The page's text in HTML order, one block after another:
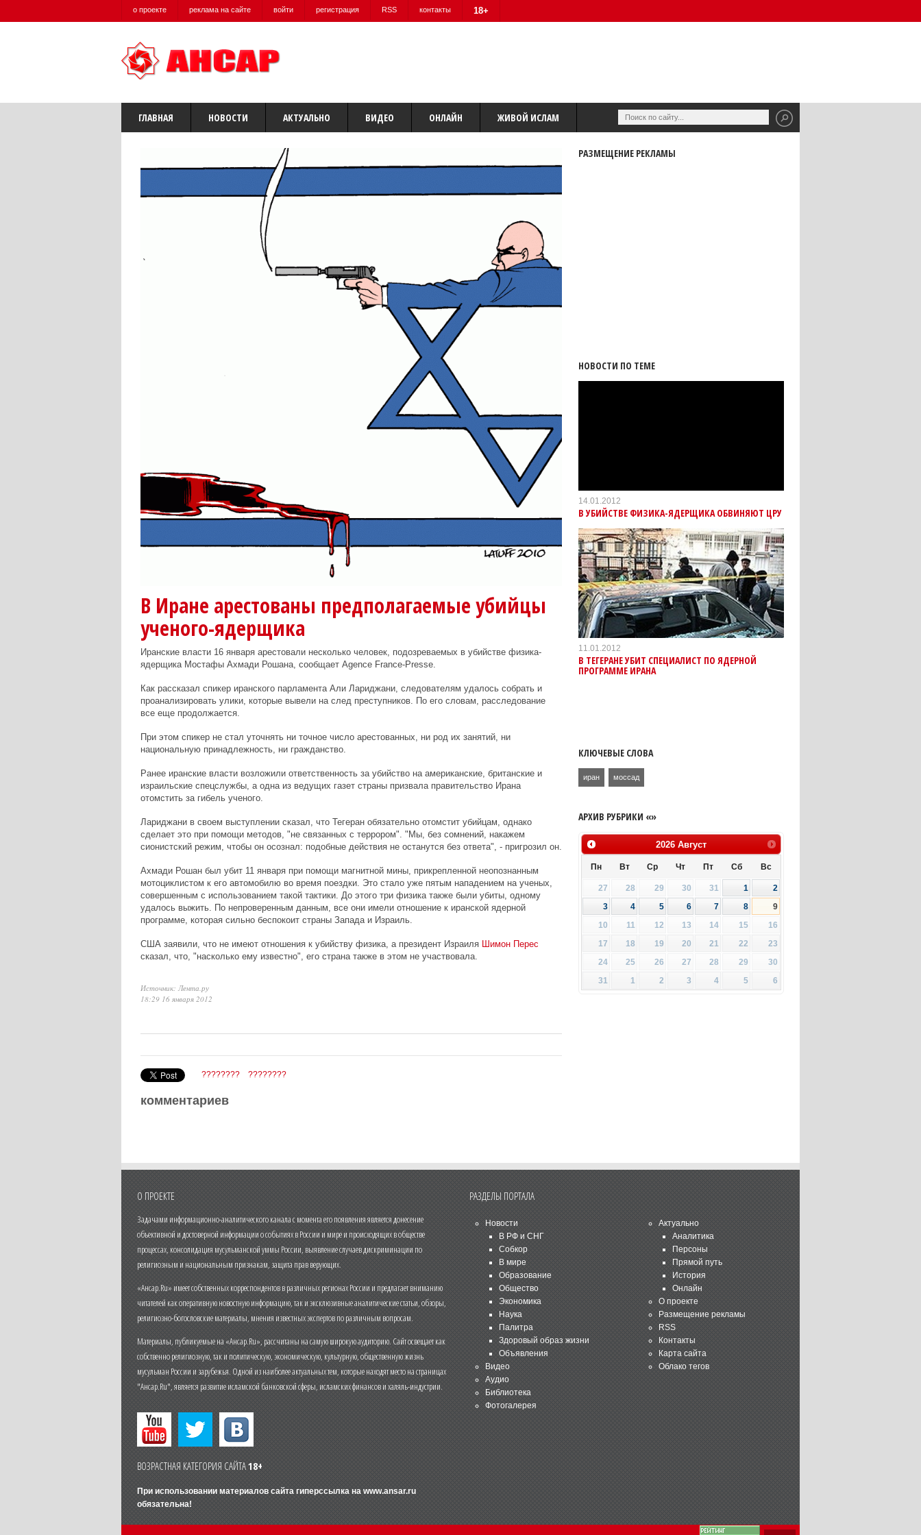
о проекте реклама на сайте войти регистрация RSS контакты 18+
ГЛАВНАЯ НОВОСТИ АКТУАЛЬНО ВИДЕО ОНЛАЙН ЖИВОЙ ИСЛАМ
В Иране арестованы предполагаемые убийцы
ученого-ядерщика
Иранские власти 16 января арестовали несколько человек, подозреваемых в убийстве физика-
ядерщика Мостафы Ахмади Рошана, сообщает Agence France-Presse.
Как рассказал спикер иранского парламента Али Лариджани, следователям удалось собрать и
проанализировать улики, которые вывели на след преступников. По его словам, расследование
все еще продолжается.
При этом спикер не стал уточнять ни точное число арестованных, ни род их занятий, ни
национальную принадлежность, ни гражданство.
Ранее иранские власти возложили ответственность за убийство на американские, британские и
израильские спецслужбы, а одна из ведущих газет страны призвала правительство Ирана
отомстить за гибель ученого.
Лариджани в своем выступлении сказал, что Тегеран обязательно отомстит убийцам, однако
сделает это при помощи методов, "не связанных с террором". "Мы, без сомнений, накажем
сионистский режим, чтобы он осознал: подобные действия не останутся без ответа", - пригрозил он.
Ахмади Рошан был убит 11 января при помощи магнитной мины, прикрепленной неопознанным
мотоциклистом к его автомобилю во время поездки. Это стало уже пятым нападением на ученых,
совершенным с использованием такой тактики. До этого три физика также были убиты, одному
удалось выжить. По непроверенным данным, все они имели отношение к иранской ядерной
программе, которая сильно беспокоит страны Запада и Израиль.
США заявили, что не имеют отношения к убийству физика, а президент Израиля Шимон Перес
сказал, что, "насколько ему известно", его страна также в этом не участвовала.
Источник: Лента.ру
18:29 16 января 2012
???????? ????????
комментариев
РАЗМЕЩЕНИЕ РЕКЛАМЫ
НОВОСТИ ПО ТЕМЕ
14.01.2012
В УБИЙСТВЕ ФИЗИКА-ЯДЕРЩИКА ОБВИНЯЮТ ЦРУ
11.01.2012
В ТЕГЕРАНЕ УБИТ СПЕЦИАЛИСТ ПО ЯДЕРНОЙ
ПРОГРАММЕ ИРАНА
КЛЮЧЕВЫЕ СЛОВА
иран моссад
АРХИВ РУБРИКИ «»
2026 Август
Пн Вт Ср Чт Пт Сб Вс
27 28 29 30 31 1
2
3
4 5 6 7 8
9
10
11 12 13 14 15
16
17
18 19 20 21 22
23
24
25 26 27 28 29
30
31
1 2 3 4 5 6
О ПРОЕКТЕ
Задачами информационно-аналитического канала с момента его появления является донесение
объективной и достоверной информации о событиях в России и мире и происходящих в обществе
процессах, консолидация мусульманской уммы России, выявление случаев дискриминации по
религиозным и национальным признакам, защита прав верующих.
«Ансар.Ru» имеет собственных корреспондентов в различных регионах России и предлагает вниманию
читателей как оперативную новостную информацию, так и эксклюзивные аналитические статьи, обзоры,
религиозно-богословские материалы, мнения известных экспертов по различным вопросам.
Материалы, публикуемые на «Ансар.Ru», рассчитаны на самую широкую аудиторию. Сайт освещает как
собственно религиозную, так и политическую, экономическую, культурную, общественную жизнь
мусульман России и зарубежья. Одной из наиболее актуальных тем, которые находят место на страницах
"Ансар.Ru", является развитие исламской банковской сферы, исламских финансов и халяль-индустрии.
ВОЗРАСТНАЯ КАТЕГОРИЯ САЙТА18+
При использовании материалов сайта гиперссылка на www.ansar.ru
обязательна!
РАЗДЕЛЫ ПОРТАЛА
Новости
В РФ и СНГ
Собкор
В мире
Образование
Общество
Экономика
Наука
Палитра
Здоровый образ жизни
Объявления
Видео
Аудио
Библиотека
Фотогалерея
Актуально
Аналитика
Персоны
Прямой путь
История
Онлайн
О проекте
Размещение рекламы
RSS
Контакты
Карта сайта
Облако тегов